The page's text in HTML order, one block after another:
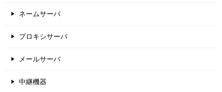
ネームサーバ
プロキシサーバ
メールサーバ
中継機器